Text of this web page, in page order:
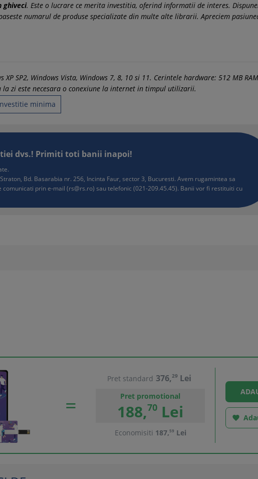
ghiveci. Este o lucrare ce merita investitia, oferind informatii de interes.
numarul de produse specializate din multe alte librarii. Apreciem
SP2, Windows Vista, Windows 7, 8, 10 si 11. Cerintele hardware: 512 MB
zi este necesara o conexiune la internet in timpul utilizarii.
minima
dvs.! Primiti toti banii inapoi!
Bd. Basarabia nr. 256, Incinta Faur, sector 3, Bucuresti. Avem rugamintea sa
comunicati prin e-mail (rs@rs.ro) sau telefonic (021-209.45.45). Banii vor fi restituiti cu
Pret standard 376,29 Lei
Pret promotional
188,70 Lei
Economisiti 187,59 Lei
